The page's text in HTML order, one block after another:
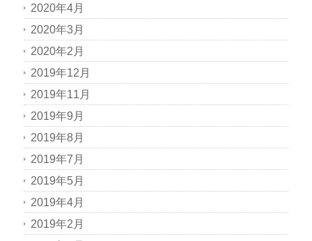
2020年4月
2020年3月
2020年2月
2019年12月
2019年11月
2019年9月
2019年8月
2019年7月
2019年5月
2019年4月
2019年2月